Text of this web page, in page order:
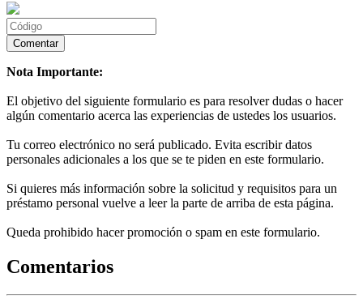
Nota Importante:
El objetivo del siguiente formulario es para resolver dudas o hacer
algún comentario acerca las experiencias de ustedes los usuarios.
Tu correo electrónico no será publicado. Evita escribir datos
personales adicionales a los que se te piden en este formulario.
Si quieres más información sobre la solicitud y requisitos para un
préstamo personal vuelve a leer la parte de arriba de esta página.
Queda prohibido hacer promoción o spam en este formulario.
Comentarios